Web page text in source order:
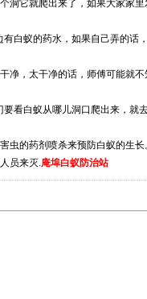
洞它就爬出来了，如果大家家
白蚁的药水，如果自己弄的话
净，太干净的话，师傅可能就
看白蚁从哪儿洞口爬出来，就
虫的药剂喷杀来预防白蚁的生
员来灭.庵埠白蚁防治站